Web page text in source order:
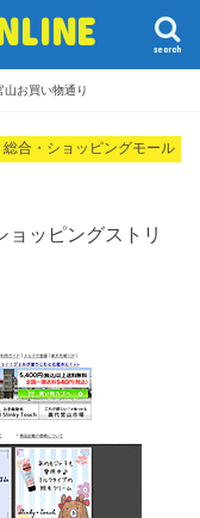
search
山お買い物通り
総合・ショッピングモール
ッピングストリ